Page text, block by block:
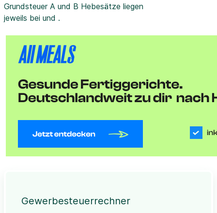
Grundsteuer A und B Hebesätze liegen
jeweils bei und .
Gewerbesteuerrechner